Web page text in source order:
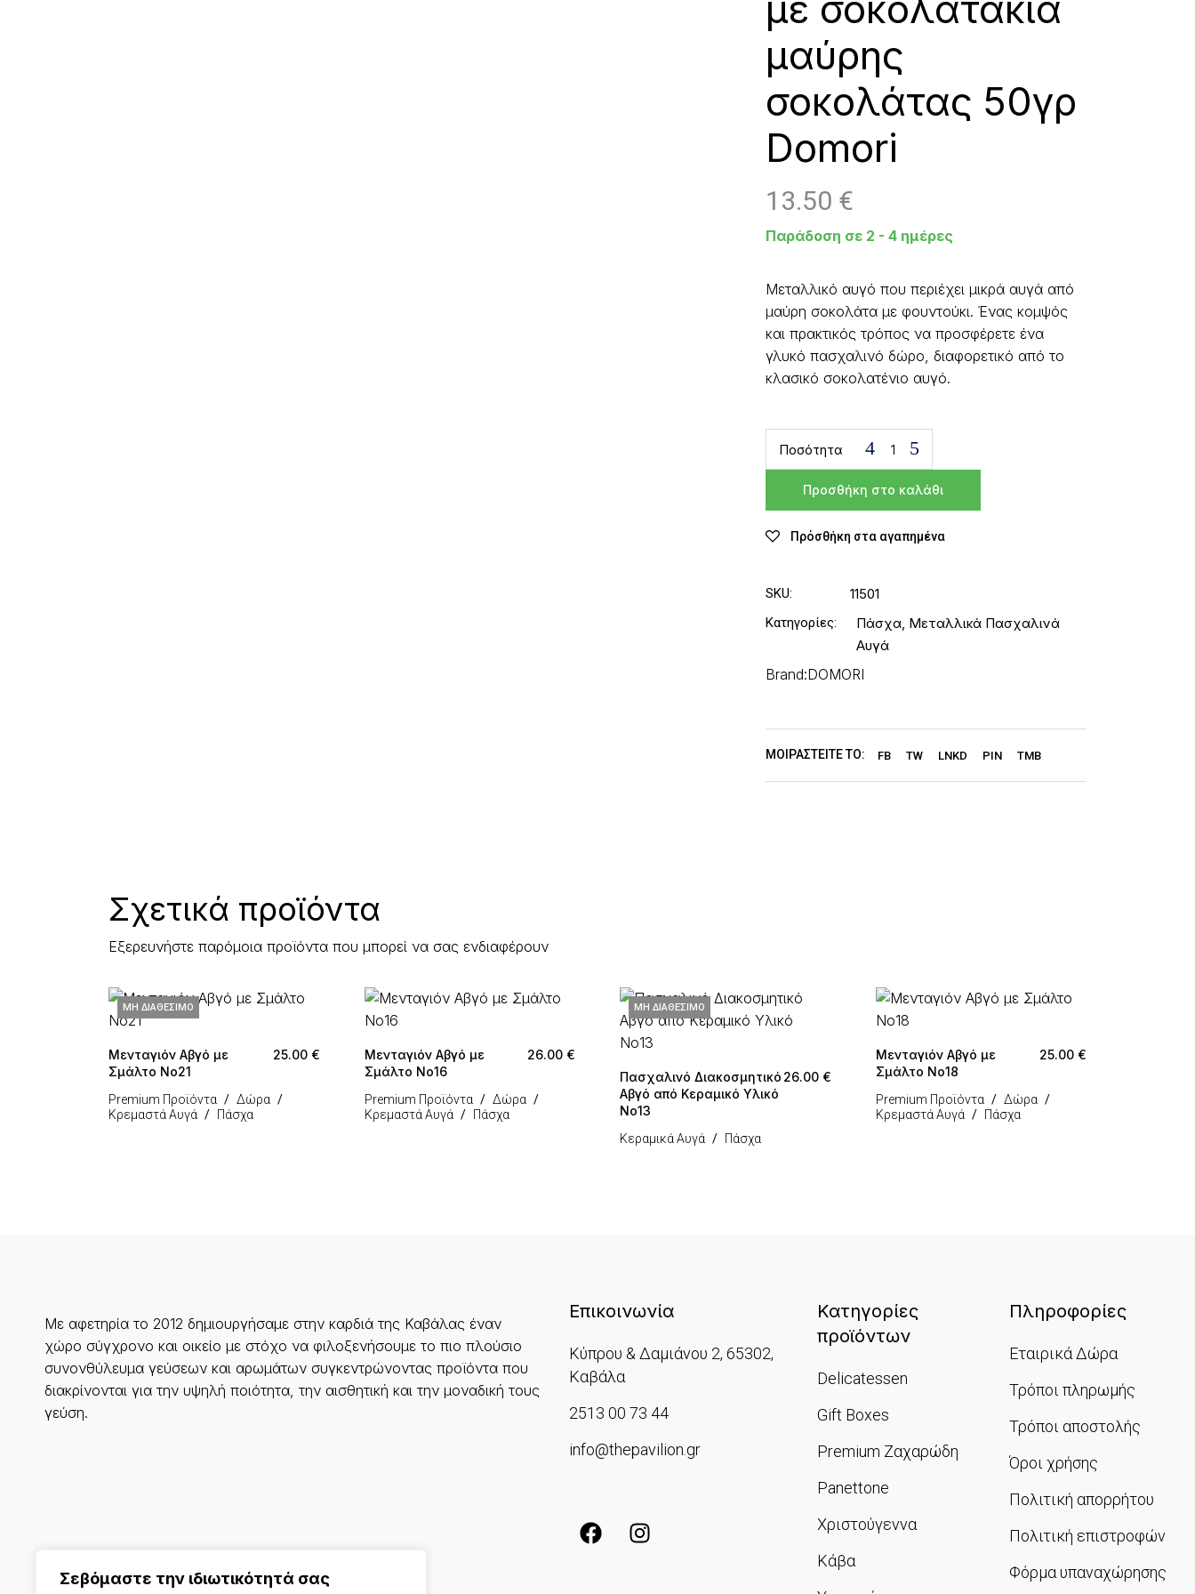
Σεβόμαστε την ιδιωτικότητά σας
μαύρης
σοκολάτας 50γρ
Domori
13.50 €
Παράδοση σε 2 - 4 ημέρες
Μεταλλικό αυγό που περιέχει μικρά αυγά από
μαύρη σοκολάτα με φουντούκι. Ένας κομψός
και πρακτικός τρόπος να προσφέρετε ένα
γλυκό πασχαλινό δώρο, διαφορετικό από το
κλασικό σοκολατένιο αυγό.
Ποσότητα
Προσθήκη στο καλάθι
Πρόσθήκη στα αγαπημένα
SKU: 11501
Κατηγορίες: Πάσχα, Μεταλλικά Πασχαλινά
Αυγά
Brand:DOMORI
ΜΟΙΡΑΣΤΕΊΤΕ ΤΟ: FB TW LNKD PIN TMB
Σχετικά προϊόντα
Εξερευνήστε παρόμοια προϊόντα που μπορεί να σας ενδιαφέρουν
ΜΗ ΔΙΑΘΈΣΙΜΟ
Μενταγιόν Αβγό με
Σμάλτο Νο21
25.00 €
Premium Προϊόντα
Δώρα
Κρεμαστά Αυγά
Πάσχα
Μενταγιόν Αβγό με
Σμάλτο Νο16
26.00 €
Premium Προϊόντα
Δώρα
Κρεμαστά Αυγά
Πάσχα
ΜΗ ΔΙΑΘΈΣΙΜΟ
Πασχαλινό Διακοσμητικό
Αβγό από Κεραμικό Υλικό
Νο13
26.00 €
Κεραμικά Αυγά Πάσχα
Μενταγιόν Αβγό με
Σμάλτο Νο18
25.00 €
Premium Προϊόντα
Δώρα
Κρεμαστά Αυγά
Πάσχα
Με αφετηρία το 2012 δημιουργήσαμε στην καρδιά της Καβάλας έναν
χώρο σύγχρονο και οικείο με στόχο να φιλοξενήσουμε το πιο πλούσιο
συνονθύλευμα γεύσεων και αρωμάτων συγκεντρώνοντας προϊόντα που
διακρίνονται για την υψηλή ποιότητα, την αισθητική και την μοναδική τους
γεύση.
Επικοινωνία
Κύπρου & Δαμιάνου 2, 65302,
Καβάλα
2513 00 73 44
info@thepavilion.gr
Κατηγορίες
προϊόντων
Delicatessen
Gift Boxes
Premium Ζαχαρώδη
Panettone
Χριστούγεννα
Κάβα
Πληροφορίες
Εταιρικά Δώρα
Τρόποι πληρωμής
Τρόποι αποστολής
Όροι χρήσης
Πολιτική απορρήτου
Πολιτική επιστροφών
Φόρμα υπαναχώρησης